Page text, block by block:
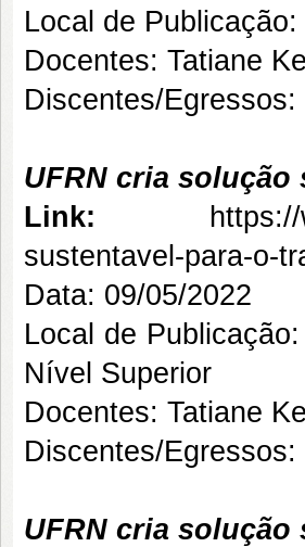
Local de
Docentes: Tatiane
Discentes/
UFRN cria solução
Link:
sustentavel-para-o-
Data: 09/05/2022
Local de
Nível Superior
Docentes: Tatiane
Discentes/
UFRN cria solução